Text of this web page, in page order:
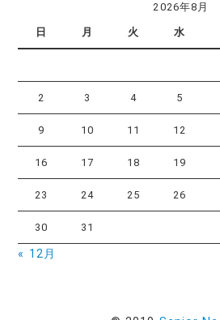
2026年8月
日 月 火 水
2 3 4 5
9 10 11 12
16 17 18 19
23 24 25 26
30 31
« 12月